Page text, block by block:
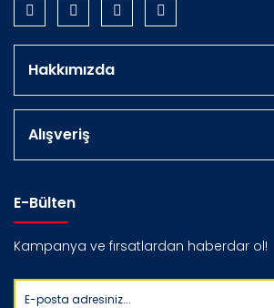
Hakkımızda
Alışveriş
E-Bülten
Kampanya ve fırsatlardan haberdar ol!